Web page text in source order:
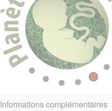
Informations complémentaires